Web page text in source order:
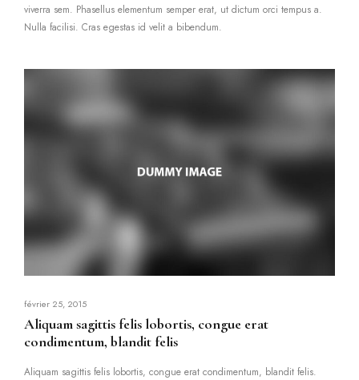
viverra sem. Phasellus elementum semper erat, ut dictum orci tempus a.
Nulla facilisi. Cras egestas id velit a bibendum.
février 25, 2015
Aliquam sagittis felis lobortis, congue erat
condimentum, blandit felis
Aliquam sagittis felis lobortis, congue erat condimentum, blandit felis.